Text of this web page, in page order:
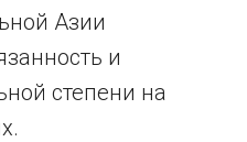
Азии
и
степени на